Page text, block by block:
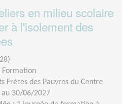
en milieu scolaire
à l'isolement des
Formation
Frères des Pauvres du Centre
30/06/2027